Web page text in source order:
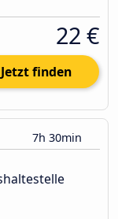
22 €
Jetzt finden
7h 30min